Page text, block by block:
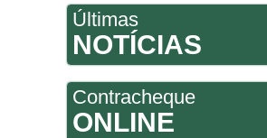
Últimas
NOTÍCIAS
Contracheque
ONLINE